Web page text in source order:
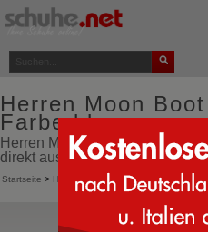
Herren Moon
Farbe blau
Herren Moon Boot Größe 38
direkt aus Italien
Startseite > Herren> Moon Boot
Moon